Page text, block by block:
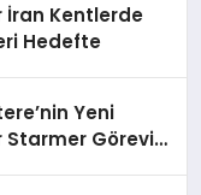
İran Kentlerde
Hedefte
Yeni
Starmer Görevini